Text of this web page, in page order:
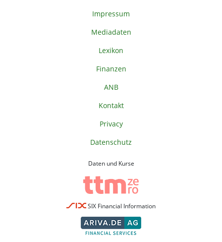
Impressum
Mediadaten
Lexikon
Finanzen
ANB
Kontakt
Privacy
Datenschutz
Daten und Kurse
SIX Financial Information